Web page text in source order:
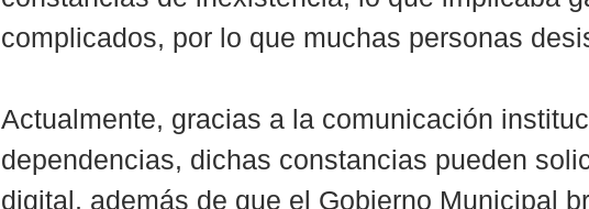
complicados, por lo que muchas personas
Actualmente, gracias a la comunicación
dependencias, dichas constancias pueden
digital, además de que el Gobierno Municipal